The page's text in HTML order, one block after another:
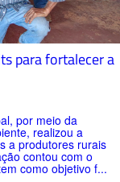
para fortalecer a
por meio da
realizou a
a produtores rurais
contou com o
como objetivo f...